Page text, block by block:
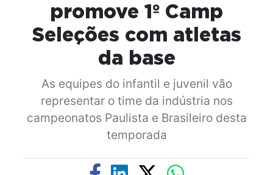
promove 1º Camp
Seleções com atletas
da base
As equipes do infantil e juvenil vão
representar o time da indústria nos
campeonatos Paulista e Brasileiro desta
temporada